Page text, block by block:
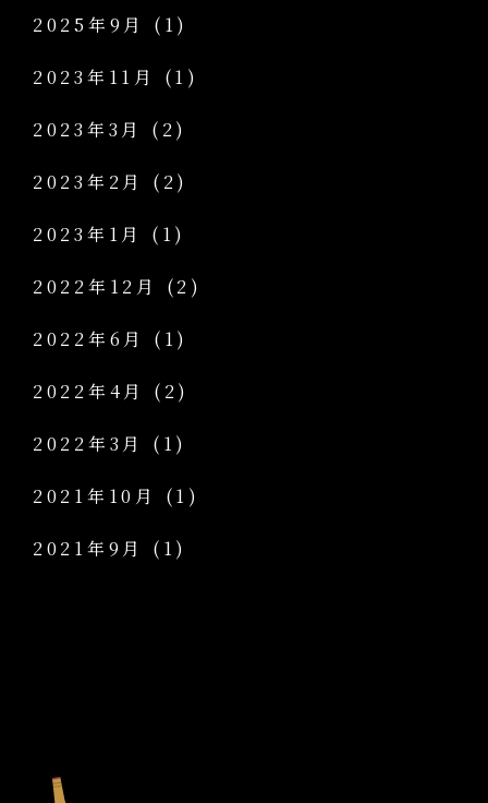
2025年9月 (1)
2023年11月 (1)
2023年3月 (2)
2023年2月 (2)
2023年1月 (1)
2022年12月 (2)
2022年6月 (1)
2022年4月 (2)
2022年3月 (1)
2021年10月 (1)
2021年9月 (1)